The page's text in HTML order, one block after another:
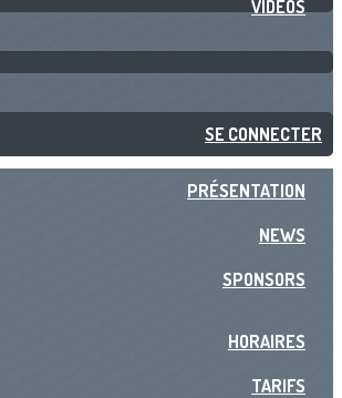
VIDÉOS
SE CONNECTER
PRÉSENTATION
NEWS
SPONSORS
HORAIRES
TARIFS